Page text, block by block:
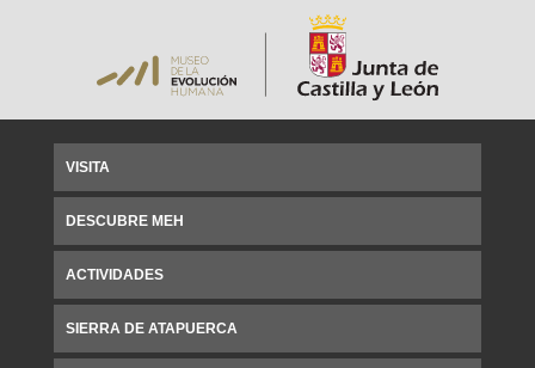
VISITA
DESCUBRE MEH
ACTIVIDADES
SIERRA DE ATAPUERCA